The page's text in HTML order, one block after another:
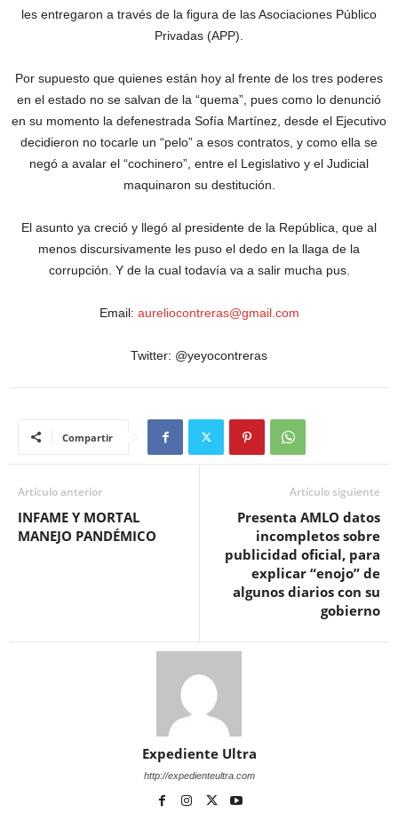
les entregaron a través de la figura de las Asociaciones Público
Privadas (APP).
Por supuesto que quienes están hoy al frente de los tres poderes
en el estado no se salvan de la “quema”, pues como lo denunció
en su momento la defenestrada Sofía Martínez, desde el Ejecutivo
decidieron no tocarle un “pelo” a esos contratos, y como ella se
negó a avalar el “cochinero”, entre el Legislativo y el Judicial
maquinaron su destitución.
El asunto ya creció y llegó al presidente de la República, que al
menos discursivamente les puso el dedo en la llaga de la
corrupción. Y de la cual todavía va a salir mucha pus.
Email: aureliocontreras@gmail.com
Twitter: @yeyocontreras
Compartir
Artículo anterior
INFAME Y MORTAL
MANEJO PANDÉMICO
Artículo siguiente
Presenta AMLO datos
incompletos sobre
publicidad oficial, para
explicar “enojo” de
algunos diarios con su
gobierno
Expediente Ultra
http://expedienteultra.com